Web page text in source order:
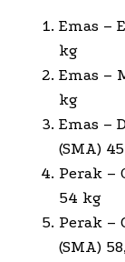
Emas –
kg
Emas –
kg
Emas –
(SMA)
Perak –
54 kg
Perak –
(SMA)